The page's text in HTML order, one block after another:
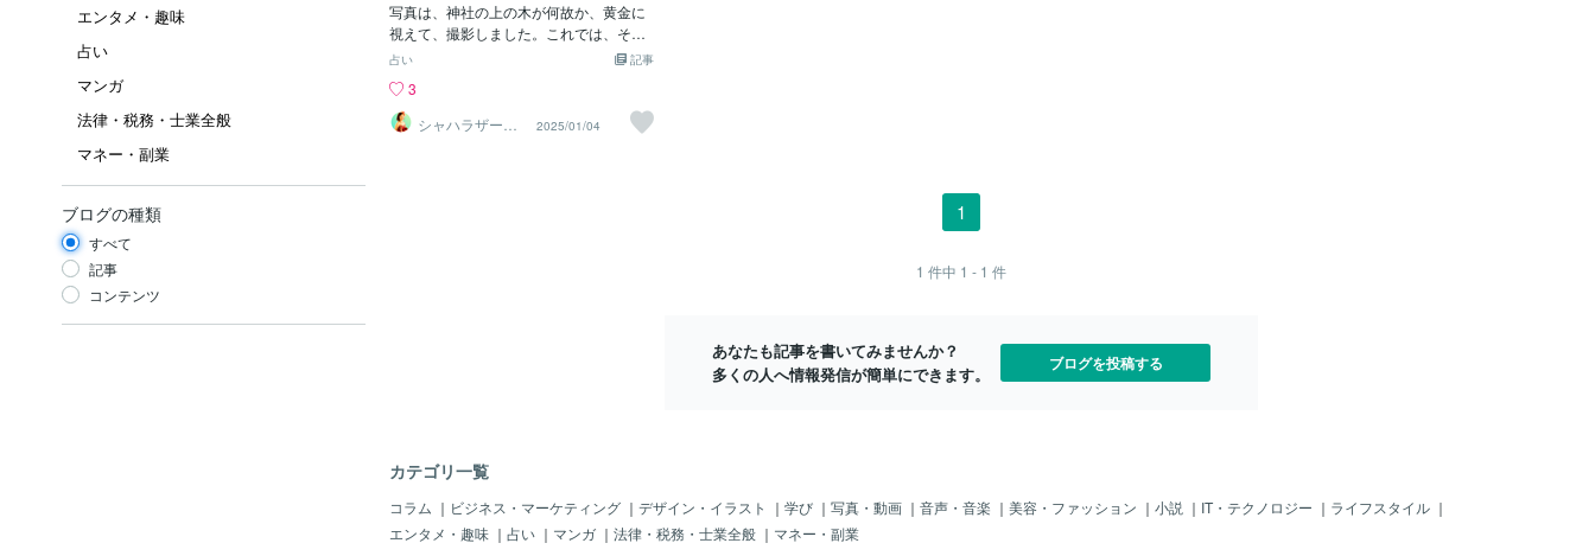
エンタメ・趣味
占い
マンガ
法律・税務・士業全般
マネー・副業
ブログの種類
すべて
記事
コンテンツ
写真は、神社の上の木が何故か、黄金に
視えて、撮影しました。これでは、それ
ほど、分からないかなあ？？？金ピカに
時々、【忘れられない恋愛】のご相談を
受ける。 沙織にも【忘れられない人】は
いた。 神様に与えられた叩き台＝世間で
に出会ったり、見かけたり、 相手の誕生
日の車のナンバーや時計の時間を見た
り、 本人からの念送りもある。 沙織は一
時期、これでもか、これでもか、 という
ほど彼の誕生日のナンバーを見ていた。
記事
占い
3
シャハラザード
沙織
2025/01/04
1
1 件中 1 - 1 件
あなたも記事を書いてみませんか？
多くの人へ情報発信が簡単にできます。
ブログを投稿する
カテゴリ一覧
コラム ｜ ビジネス・マーケティング ｜ デザイン・イラスト ｜ 学び ｜ 写真・動画 ｜ 音声・音楽 ｜ 美容・ファッション ｜ 小説 ｜ IT・テクノロジー ｜ ライフスタイル ｜
エンタメ・趣味 ｜ 占い ｜ マンガ ｜ 法律・税務・士業全般 ｜ マネー・副業